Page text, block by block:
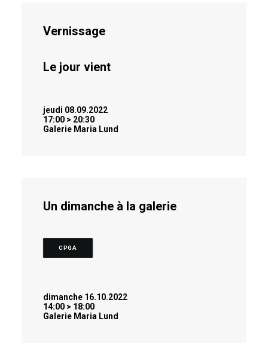
Vernissage
Le jour vient
jeudi 08.09.2022
17:00 > 20:30
Galerie Maria Lund
Un dimanche à la galerie
CPGA
dimanche 16.10.2022
14:00 > 18:00
Galerie Maria Lund